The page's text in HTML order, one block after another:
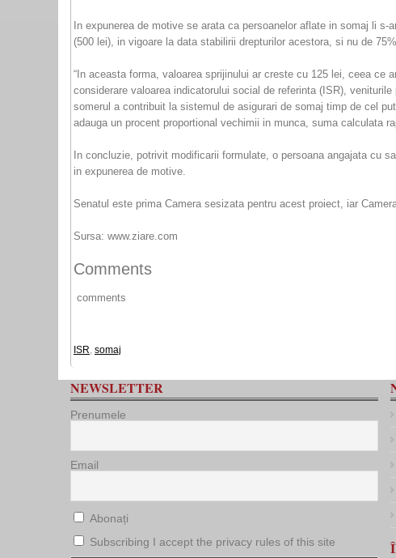
In expunerea de motive se arata ca persoanelor aflate in somaj li
(500 lei), in vigoare la data stabilirii drepturilor acestora, si nu de
“In aceasta forma, valoarea sprijinului ar creste cu 125 lei, ceea
considerare valoarea indicatorului social de referinta (ISR),
somerul a contribuit la sistemul de asigurari de somaj timp de cel
adauga un procent proportional vechimii in munca, suma calculata
In concluzie, potrivit modificarii formulate, o persoana angajata cu
in expunerea de motive.
Senatul este prima Camera sesizata pentru acest proiect, iar
Sursa: www.ziare.com
Comments
comments
ISR, somaj
NEWSLETTER
Prenumele
Email
Abonați
Subscribing I accept the privacy rules of this site